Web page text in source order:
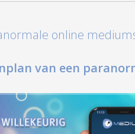
online
van een